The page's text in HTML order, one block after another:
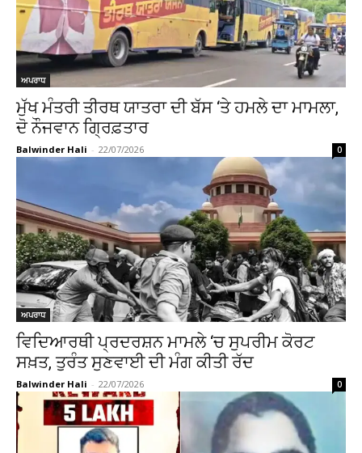
ਅਪਰਾਧ
ਮੁੱਖ ਮੰਤਰੀ ਤੀਰਥ ਯਾਤਰਾ ਦੀ ਬੱਸ ‘ਤੇ ਹਮਲੇ ਦਾ ਮਾਮਲਾ,
ਦੋ ਨੌਜਵਾਨ ਗ੍ਰਿਫ਼ਤਾਰ
Balwinder Hali - 22/07/2026 0
ਅਪਰਾਧ
ਵਿਦਿਆਰਥੀ ਪ੍ਰਦਰਸ਼ਨ ਮਾਮਲੇ ‘ਚ ਸੁਪਰੀਮ ਕੋਰਟ
ਸਖ਼ਤ, ਤੁਰੰਤ ਸੁਣਵਾਈ ਦੀ ਮੰਗ ਕੀਤੀ ਰੱਦ
Balwinder Hali - 22/07/2026 0